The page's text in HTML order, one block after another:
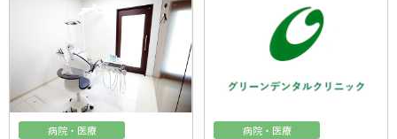
病院・医療 病院・医療